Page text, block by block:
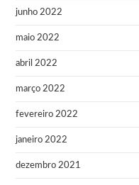
junho 2022
maio 2022
abril 2022
março 2022
fevereiro 2022
janeiro 2022
dezembro 2021